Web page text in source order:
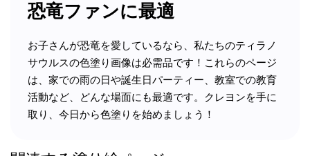
恐竜ファンに最適
お子さんが恐竜を愛しているなら、私たちのティラノ
サウルスの色塗り画像は必需品です！これらのページ
は、家での雨の日や誕生日パーティー、教室での教育
活動など、どんな場面にも最適です。クレヨンを手に
取り、今日から色塗りを始めましょう！